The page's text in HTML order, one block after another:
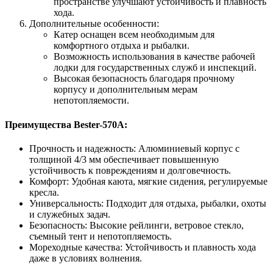
хода.
Дополнительные особенности:
Катер оснащен всем необходимым для
комфортного отдыха и рыбалки.
Возможность использования в качестве рабочей
лодки для государственных служб и инспекций.
Высокая безопасность благодаря прочному
корпусу и дополнительным мерам
непотопляемости.
Преимущества Bester-570А:
Прочность и надежность: Алюминиевый корпус с
толщиной 4/3 мм обеспечивает повышенную
устойчивость к повреждениям и долговечность.
Комфорт: Удобная каюта, мягкие сидения, регулируемые
кресла.
Универсальность: Подходит для отдыха, рыбалки, охоты
и служебных задач.
Безопасность: Высокие рейлинги, ветровое стекло,
съемный тент и непотопляемость.
Мореходные качества: Устойчивость и плавность хода
даже в условиях волнения.